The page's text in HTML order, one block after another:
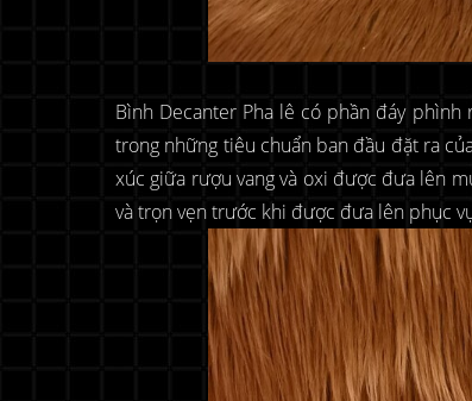
Bình Decanter Pha lê có phần đáy
trong những tiêu chuẩn ban đầu đặt ra
xúc giữa rượu vang và oxi được đưa lên
và trọn vẹn trước khi được đưa lên phục